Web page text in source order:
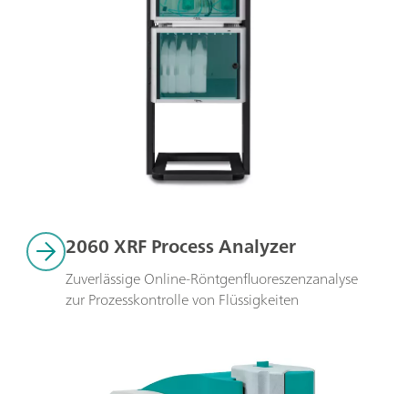
2060 XRF Process Analyzer
Zuverlässige Online-Röntgenfluoreszenzanalyse
zur Prozesskontrolle von Flüssigkeiten